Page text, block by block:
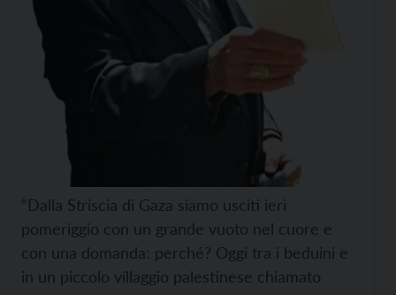
“Dalla Striscia di Gaza siamo usciti ieri
pomeriggio con un grande vuoto nel cuore e
con una domanda: perché? Oggi tra i beduini e
in un piccolo villaggio palestinese chiamato